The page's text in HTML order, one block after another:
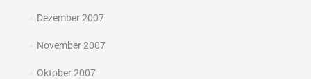
Dezember 2007
November 2007
Oktober 2007